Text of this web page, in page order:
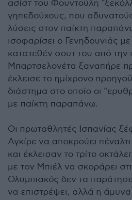
ασίστ του Φουντούλη
γηπεδούχους, που
λύσεις στον παίκτη
ισοφαρίσει ο Γενηδουνιάς
κατατεθέν σουτ του από την
Μπαρτσελονέτα ξαναπήρε
έκλεισε το ημίχρονο
διάστημα στο οποίο οι
με παίκτη παραπάνω.
Οι πρωταθλητές Ισπανίας
Αγκίρε να αποκρούει
και έκλεισαν το τρίτο
με τον Μπιέλ να σκοράρει
Ολυμπιακός δεν τα
να επιστρέψει, αλλά η άμυνα